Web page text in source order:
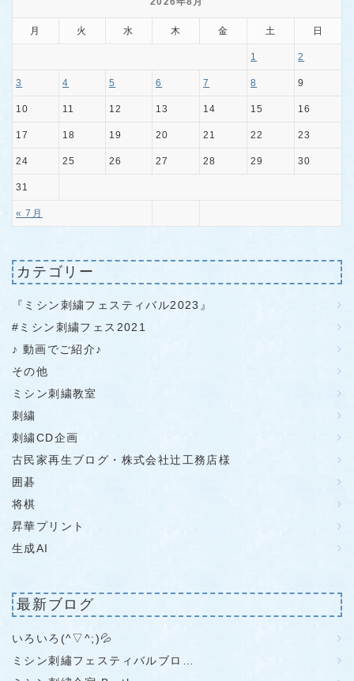
月 火 水 木 金 土 日
« 7月
1 2
3 4 5 6 7 8 9
10 11 12 13 14 15 16
17 18 19 20 21 22 23
24 25 26 27 28 29 30
31
カテゴリー
『ミシン刺繍フェスティバル2023』
#ミシン刺繍フェス2021
♪ 動画でご紹介♪
その他
ミシン刺繍教室
刺繍
刺繍CD企画
古民家再生ブログ・株式会社辻工務店様
囲碁
将棋
昇華プリント
生成AI
最新ブログ
いろいろ(^▽^;)💦
ミシン刺繡フェスティバルブロ…